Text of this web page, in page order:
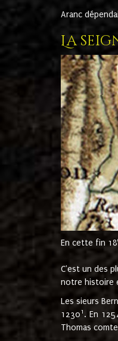
Aranc
La
En cette fin 18
C'est un des
notre histoire
Les sieurs
12301 . En
Thomas